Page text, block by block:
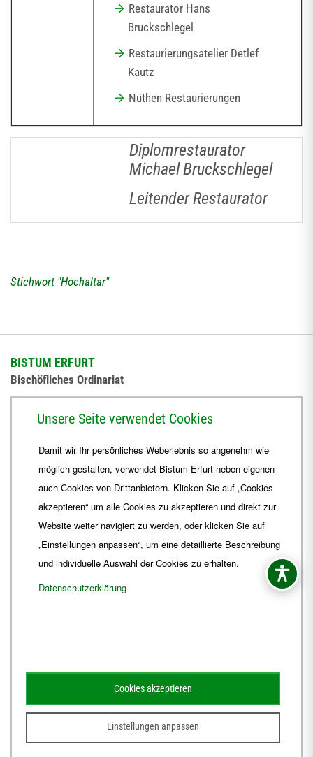
Restaurator Hans
Bruckschlegel
Restaurierungsatelier Detlef
Kautz
Nüthen Restaurierungen
Diplomrestaurator
Michael Bruckschlegel
Leitender Restaurator
Stichwort "Hochaltar"
BISTUM ERFURT
Bischöfliches Ordinariat
+49 361 6572-444
ordinariat Bistum-Erfurt.de
Schematismus Amtsblatt
© 2026Webdesign für Jena von der DATA HORIZON Digitalagentur
Unsere Seite verwendet Cookies
Damit wir Ihr persönliches Weberlebnis so angenehm wie
möglich gestalten, verwendet Bistum Erfurt neben eigenen
auch Cookies von Drittanbietern. Klicken Sie auf „Cookies
akzeptieren“ um alle Cookies zu akzeptieren und direkt zur
Website weiter navigiert zu werden, oder klicken Sie auf
„Einstellungen anpassen“, um eine detaillierte Beschreibung
und individuelle Auswahl der Cookies zu erhalten.
Datenschutzerklärung
Einstellungen anpassen
Cookies akzeptieren